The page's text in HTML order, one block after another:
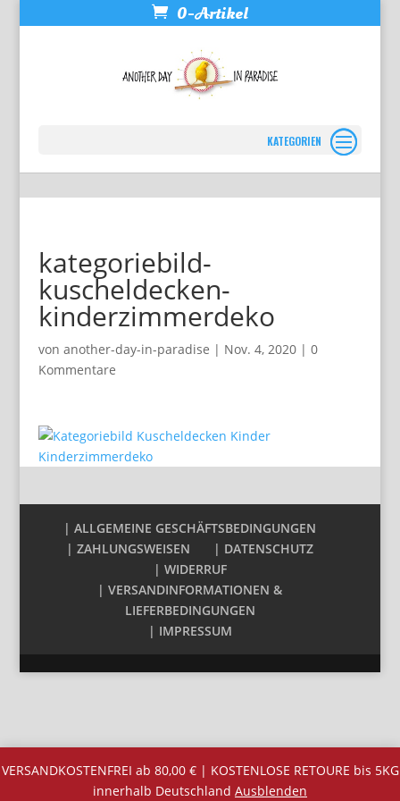
0-Artikel
kategoriebild-
kuscheldecken-
kinderzimmerdeko
von another-day-in-paradise | Nov. 4, 2020| 0
Kommentare
| ALLGEMEINE GESCHÄFTSBEDINGUNGEN
| ZAHLUNGSWEISEN
| DATENSCHUTZ
| WIDERRUF
| VERSANDINFORMATIONEN &
LIEFERBEDINGUNGEN
| IMPRESSUM
VERSANDKOSTENFREI ab 80,00 € | KOSTENLOSE RETOURE bis 5KG
innerhalb Deutschland Ausblenden